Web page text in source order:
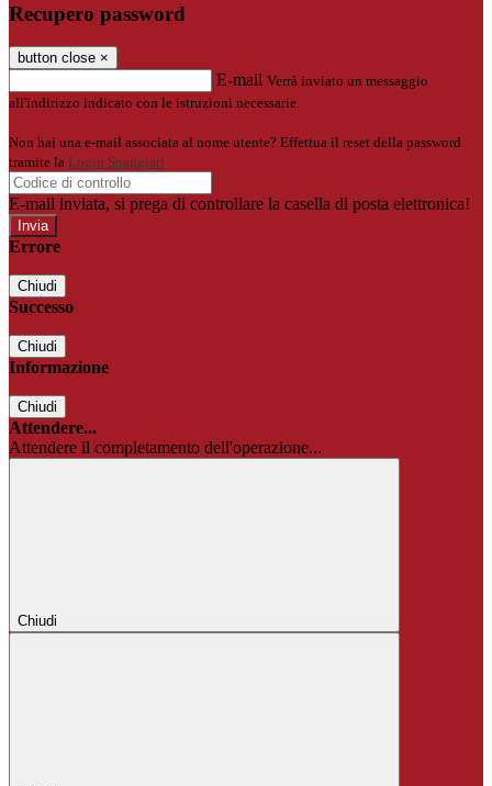
Recupero password
button close ×
E-mail Verrà inviato un messaggio
all'indirizzo indicato con le istruzioni necessarie.
Non hai una e-mail associata al nome utente? Effettua il reset della password
tramite la Login Spaggiari
E-mail inviata, si prega di controllare la casella di posta elettronica!
Errore
Chiudi
Successo
Chiudi
Informazione
Chiudi
Attendere...
Attendere il completamento dell'operazione...
Chiudi